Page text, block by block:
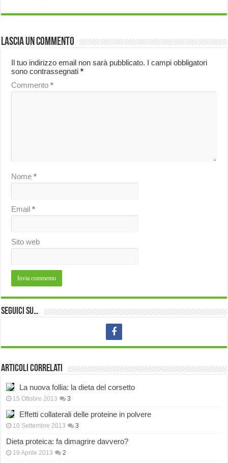
Lascia un commento
Il tuo indirizzo email non sarà pubblicato. I campi obbligatori
sono contrassegnati*
Commento*
Nome*
Email*
Sito web
Seguici su…
Articoli correlati
La nuova follia: la dieta del corsetto
15 Ottobre 2013 3
Effetti collaterali delle proteine in polvere
10 Settembre 2013 3
Dieta proteica: fa dimagrire davvero?
19 Aprile 2013 2